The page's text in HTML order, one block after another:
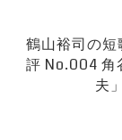
鶴山裕司の
評 No.004 角
夫